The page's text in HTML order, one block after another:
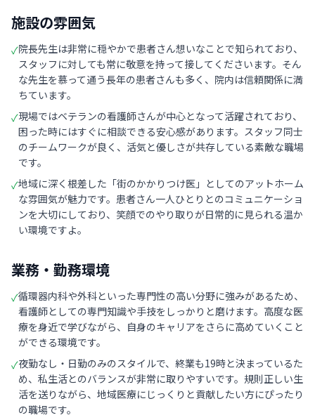
施設の雰囲気
✓院長先生は非常に穏やかで患者さん想いなことで知られており、
スタッフに対しても常に敬意を持って接してくださいます。そん
な先生を慕って通う長年の患者さんも多く、院内は信頼関係に満
ちています。
✓現場ではベテランの看護師さんが中心となって活躍されており、
困った時にはすぐに相談できる安心感があります。スタッフ同士
のチームワークが良く、活気と優しさが共存している素敵な職場
です。
✓地域に深く根差した「街のかかりつけ医」としてのアットホーム
な雰囲気が魅力です。患者さん一人ひとりとのコミュニケーショ
ンを大切にしており、笑顔でのやり取りが日常的に見られる温か
い環境ですよ。
業務・勤務環境
✓循環器内科や外科といった専門性の高い分野に強みがあるため、
看護師としての専門知識や手技をしっかりと磨けます。高度な医
療を身近で学びながら、自身のキャリアをさらに高めていくこと
ができる環境です。
✓夜勤なし・日勤のみのスタイルで、終業も19時と決まっているた
め、私生活とのバランスが非常に取りやすいです。規則正しい生
活を送りながら、地域医療にじっくりと貢献したい方にぴったり
の職場です。